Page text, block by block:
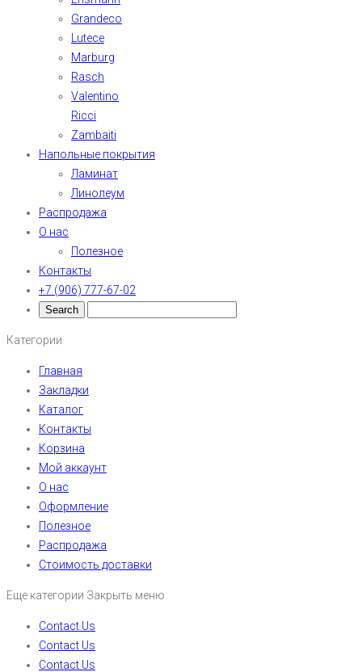
Grandeco
Lutece
Marburg
Rasch
Valentino
Ricci
Zambaiti
Напольные покрытия
Ламинат
Линолеум
Распродажа
О нас
Полезное
Контакты
+7 (906) 777-67-02
Категории
Главная
Закладки
Каталог
Контакты
Корзина
Мой аккаунт
О нас
Оформление
Полезное
Распродажа
Стоимость доставки
Еще категории Закрыть меню
Contact Us
Contact Us
Contact Us